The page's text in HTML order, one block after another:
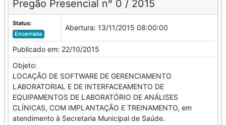
Pregão Presencial n° 0 / 2015
Status:
Encerrada
Abertura: 13/11/2015 08:00:00
Publicado em: 22/10/2015
Objeto:
LOCAÇÃO DE SOFTWARE DE GERENCIAMENTO
LABORATORIAL E DE INTERFACEAMENTO DE
EQUIPAMENTOS DE LABORATÓRIO DE ANÁLISES
CLÍNICAS, COM IMPLANTAÇÃO E TREINAMENTO, em
atendimento à Secretaria Municipal de Saúde.